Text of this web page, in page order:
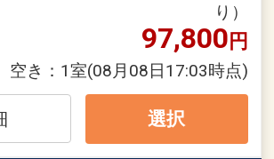
り）
97,800円
空き： 1室(08月08日17:03時点)
選択